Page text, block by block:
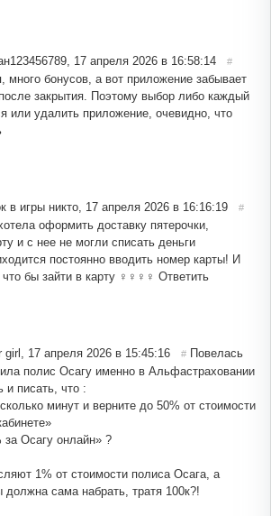
17 апреля 2026 в 16:58:14 #
много бонусов, а вот приложение забывает
закрытия. Поэтому выбор либо каждый
или удалить приложение, очевидно, что
в игры никто 17 апреля 2026 в 16:16:19 #
оформить доставку пятерочки,
и с нее не могли списать деньги
постоянно вводить номер карты! И
бы зайти в карту ‍♀️‍♀️‍♀️‍♀️ Ответить
girl 17 апреля 2026 в 15:45:16 # Повелась
полис Осагу именно в Альфастраховании
и писать, что :
минут и верните до 50% от стоимости
за Осагу онлайн» ?
1% от стоимости полиса Осага, а
должна сама набрать, тратя 100к?!